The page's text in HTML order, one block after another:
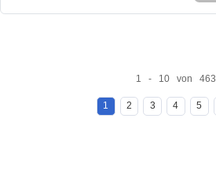
1 - 10 von 463
1 2 3 4 5